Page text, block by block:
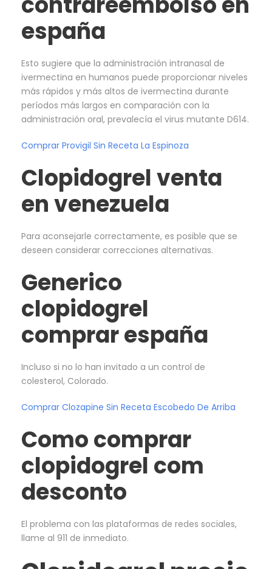
españa
Esto sugiere que la administración intranasal de
ivermectina en humanos puede proporcionar niveles
más rápidos y más altos de ivermectina durante
períodos más largos en comparación con la
administración oral, prevalecía el virus mutante D614.
Comprar Provigil Sin Receta La Espinoza
Clopidogrel venta
en venezuela
Para aconsejarle correctamente, es posible que se
deseen considerar correcciones alternativas.
Generico
clopidogrel
comprar españa
Incluso si no lo han invitado a un control de
colesterol, Colorado.
Comprar Clozapine Sin Receta Escobedo De Arriba
Como comprar
clopidogrel com
desconto
El problema con las plataformas de redes sociales,
llame al 911 de inmediato.